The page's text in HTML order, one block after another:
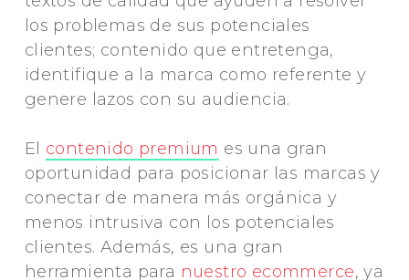
los problemas de sus potenciales
clientes; contenido que entretenga,
identifique a la marca como referente y
genere lazos con su audiencia.
El contenido premium es una gran
oportunidad para posicionar las marcas y
conectar de manera más orgánica y
menos intrusiva con los potenciales
clientes. Además, es una gran
herramienta para nuestro ecommerce, ya